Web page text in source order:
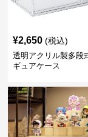
¥2,650 (税込)
透明アクリル製多段
ギュアケース